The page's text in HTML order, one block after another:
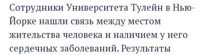
Сотрудники Университета Тулейн в Нью-
Йорке нашли связь между местом
жительства человека и наличием у него
сердечных заболеваний. Результаты